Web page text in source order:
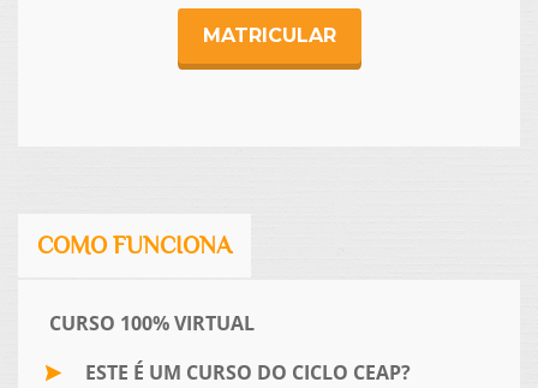
MATRICULAR
COMO FUNCIONA
CURSO 100% VIRTUAL
ESTE É UM CURSO DO CICLO CEAP?